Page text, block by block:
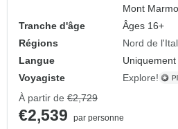
Mont
Tranche d'âge
Âges 16+
Régions
Nord de
Langue
Voyagiste
Explore!
À partir de €2,729
€2,539
par personne